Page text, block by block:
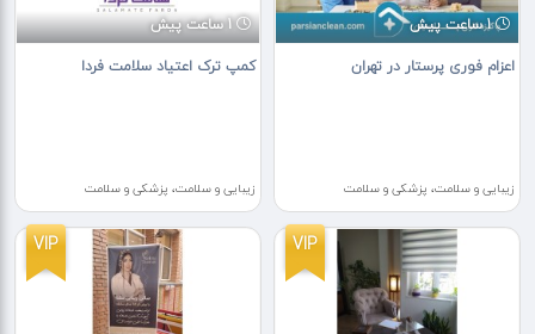
1 ساعت پیش
اعزام فوری پرستار در تهران
زیبایی و سلامت، پزشکی و سلامت
1 ساعت پیش
کمپ ترک اعتیاد سلامت فردا
زیبایی و سلامت، پزشکی و سلامت
VIP
VIP